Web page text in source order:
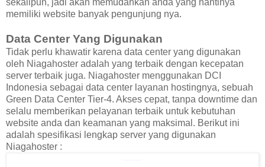
sekalipun, jadi akan memudahkan anda yang nantinya
memiliki website banyak pengunjung nya.
Data Center Yang Digunakan
Tidak perlu khawatir karena data center yang digunakan
oleh Niagahoster adalah yang terbaik dengan kecepatan
server terbaik juga. Niagahoster menggunakan DCI
Indonesia sebagai data center layanan hostingnya, sebuah
Green Data Center Tier-4. Akses cepat, tanpa downtime dan
selalu memberikan pelayanan terbaik untuk kebutuhan
website anda dan keamanan yang maksimal. Berikut ini
adalah spesifikasi lengkap server yang digunakan
Niagahoster :